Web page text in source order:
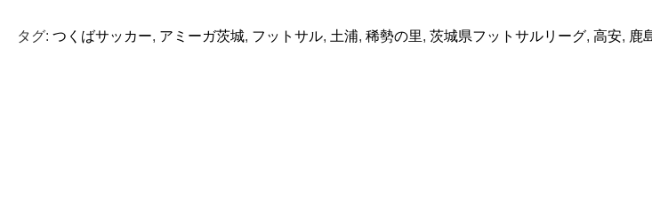
タグ: つくばサッカー, アミーガ茨城, フットサル, 土浦, 稀勢の里, 茨城県フットサルリーグ, 高安, 鹿